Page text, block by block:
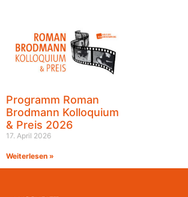
Programm Roman
Brodmann Kolloquium
& Preis 2026
17. April 2026
Weiterlesen »